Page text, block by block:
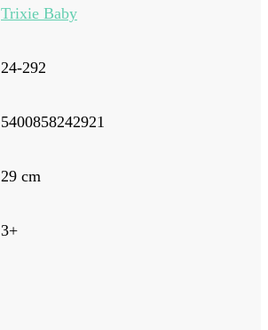
Trixie Baby
24-292
5400858242921
29 cm
3+